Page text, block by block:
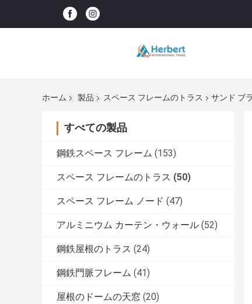
ホーム 製品 スペース フレームのトラス サンド ブ
すべての製品
鋼鉄スペース フレーム (153)
スペース フレームのトラス (50)
スペース フレーム ノード (47)
アルミニウム カーテン・ウォール (52)
鋼鉄屋根のトラス (24)
鋼鉄門脈フレーム (41)
屋根のドームの天窓 (20)